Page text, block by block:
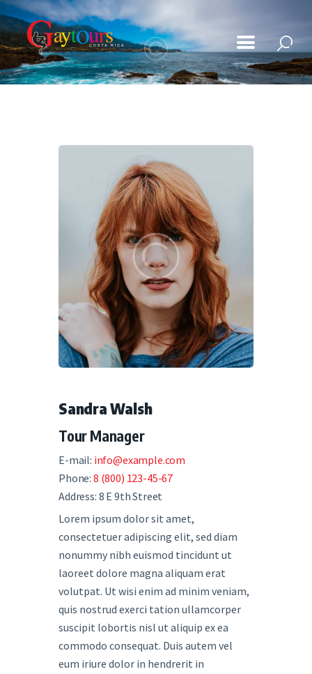
Playita Magazine
Photo Gallery
Contact Us
Sandra Walsh
Tour Manager
E-mail: info@example.com
Phone: 8 (800) 123-45-67
Address: 8 E 9th Street
Lorem ipsum dolor sit amet,
consectetuer adipiscing elit, sed diam
nonummy nibh euismod tincidunt ut
laoreet dolore magna aliquam erat
volutpat. Ut wisi enim ad minim veniam,
quis nostrud exerci tation ullamcorper
suscipit lobortis nisl ut aliquip ex ea
commodo consequat. Duis autem vel
eum iriure dolor in hendrerit in